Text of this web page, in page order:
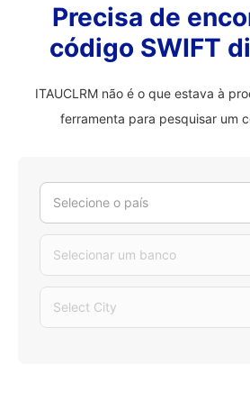
Precisa de
código SWIFT
ITAUCLRM não é o que estava à
ferramenta para pesquisar um
Selecione o país
Selecionar um banco
Select City